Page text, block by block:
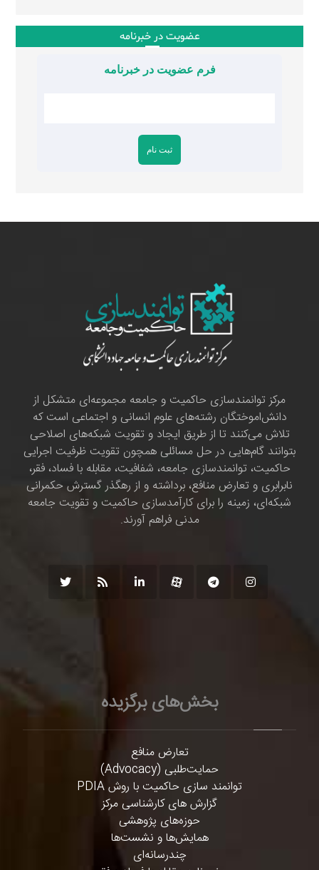
عضویت در خبرنامه
فرم عضویت در خبرنامه
مرکز توانمندسازی حاکمیت و جامعه مجموعه‌ای متشکل از
دانش‌اموختگان رشته‌های علوم انسانی و اجتماعی است که
تلاش می‌کنند تا از طریق ایجاد و تقویت شبکه‌های اصلاحی
بتوانند گام‌هایی در حل مسائلی همچون تقویت ظرفیت اجرایی
حاکمیت، توانمندسازی جامعه، شفافیت، مقابله با فساد، فقر،
نابرابری و تعارض منافع، برداشته و از رهگذر گسترش حکمرانی
شبکه‌ای، زمینه را برای کارآمدسازی حاکمیت و تقویت جامعه
مدنی فراهم آورند.
بخش‌های برگزیده
تعارض منافع
حمایت‌طلبی (Advocacy)
توانمند سازی حاکمیت با روش PDIA
گزارش های کارشناسی مرکز
حوزه‌های پژوهشی
همایش‌ها و نشست‌ها
چندرسانه‌ای